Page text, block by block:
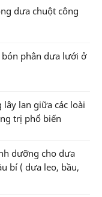
dưa chuột công
phân dưa lưới ở
lan giữa các loài
trị phổ biến
dưỡng cho dưa
bí ( dưa leo, bầu,